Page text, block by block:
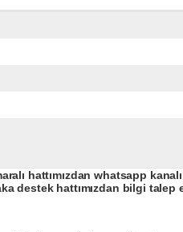
hattımızdan whatsapp
destek hattımızdan bilgi talep